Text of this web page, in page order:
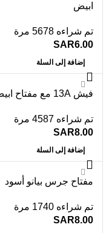
ابيض
تم شراءه 5678 مرة
SAR6.00
إضافة إلى السلة
فيش 13A مع مفتاح ابيض
تم شراءه 4587 مرة
SAR8.00
إضافة إلى السلة
مفتاح جرس بيانو أسود
تم شراءه 1740 مرة
SAR8.00